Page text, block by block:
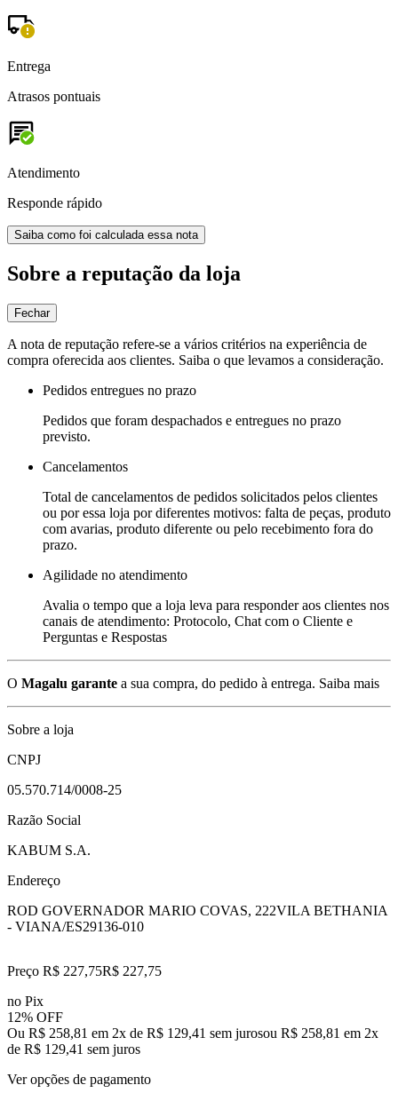
Entrega
Atrasos pontuais
Atendimento
Responde rápido
Saiba como foi calculada essa nota
Sobre a reputação da loja
Fechar
A nota de reputação refere-se a vários critérios na experiência de
compra oferecida aos clientes. Saiba o que levamos a consideração.
Pedidos entregues no prazo
Pedidos que foram despachados e entregues no prazo
previsto.
Cancelamentos
Total de cancelamentos de pedidos solicitados pelos clientes
ou por essa loja por diferentes motivos: falta de peças, produto
com avarias, produto diferente ou pelo recebimento fora do
prazo.
Agilidade no atendimento
Avalia o tempo que a loja leva para responder aos clientes nos
canais de atendimento: Protocolo, Chat com o Cliente e
Perguntas e Respostas
O Magalu garante a sua compra, do pedido à entrega. Saiba mais
Sobre a loja
CNPJ
05.570.714/0008-25
Razão Social
KABUM S.A.
Endereço
ROD GOVERNADOR MARIO COVAS, 222VILA BETHANIA
- VIANA/ES29136-010
Preço R$ 227,75R$ 227,75
no Pix
12% OFF
Ou R$ 258,81 em 2x de R$ 129,41 sem jurosou R$ 258,81 em 2x
de R$ 129,41 sem juros
Ver opções de pagamento